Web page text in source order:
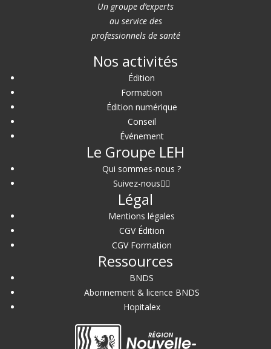
Un groupe d’experts
au service des
professionnels de santé
Nos activités
Édition
Formation
Édition numérique
Conseil
Événement
Le Groupe LEH
Qui sommes-nous ?
Suivez-nous
Légal
Mentions légales
CGV Édition
CGV Formation
Ressources
BNDS
Abonnement & licence BNDS
Hopitalex